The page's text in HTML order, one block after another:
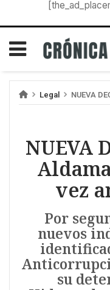
Legal NUEVA
NUEVA
vez
Por
nuevos
su